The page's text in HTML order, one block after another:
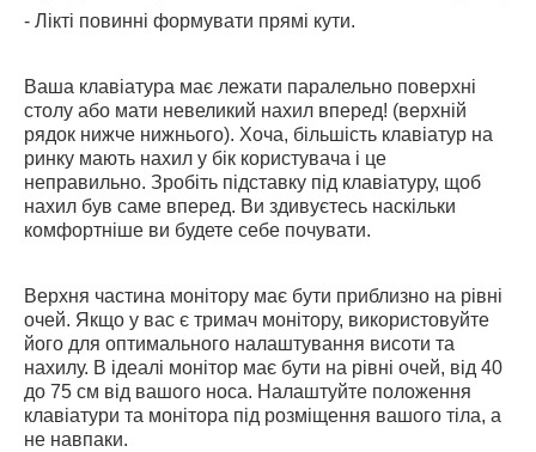
- Лікті повинні формувати прямі кути.
Ваша клавіатура має лежати паралельно поверхні
столу або мати невеликий нахил вперед! (верхній
рядок нижче нижнього). Хоча, більшість клавіатур на
ринку мають нахил у бік користувача і це
неправильно. Зробіть підставку під клавіатуру, щоб
нахил був саме вперед. Ви здивуєтесь наскільки
комфортніше ви будете себе почувати.
Верхня частина монітору має бути приблизно на рівні
очей. Якщо у вас є тримач монітору, використовуйте
його для оптимального налаштування висоти та
нахилу. В ідеалі монітор має бути на рівні очей, від 40
до 75 см від вашого носа. Налаштуйте положення
клавіатури та монітора під розміщення вашого тіла, а
не навпаки.